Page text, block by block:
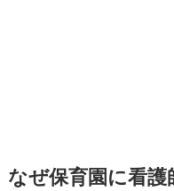
なぜ保育園に看